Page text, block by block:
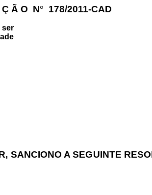
Ã O N° 178/2011-CAD
SANCIONO A SEGUINTE